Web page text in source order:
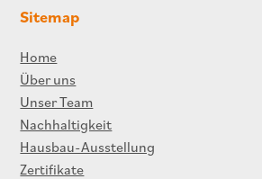
Sitemap
Home
Über uns
Unser Team
Nachhaltigkeit
Hausbau-Ausstellung
Zertifikate